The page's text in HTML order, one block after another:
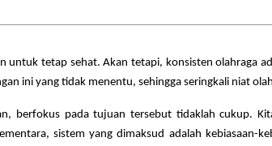
untuk tetap sehat. Akan tetapi, konsisten olahraga
ini yang tidak menentu, sehingga seringkali niat
berfokus pada tujuan tersebut tidaklah cukup.
sistem yang dimaksud adalah kebiasaan-